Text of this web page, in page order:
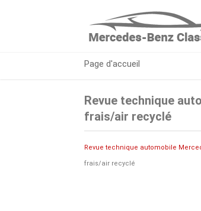
Page d'accueil
Revue technique
frais/air recyclé
Revue technique automobile
frais/air recyclé